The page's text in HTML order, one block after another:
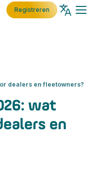
Registreren
dealers en fleetowners?
wat
en